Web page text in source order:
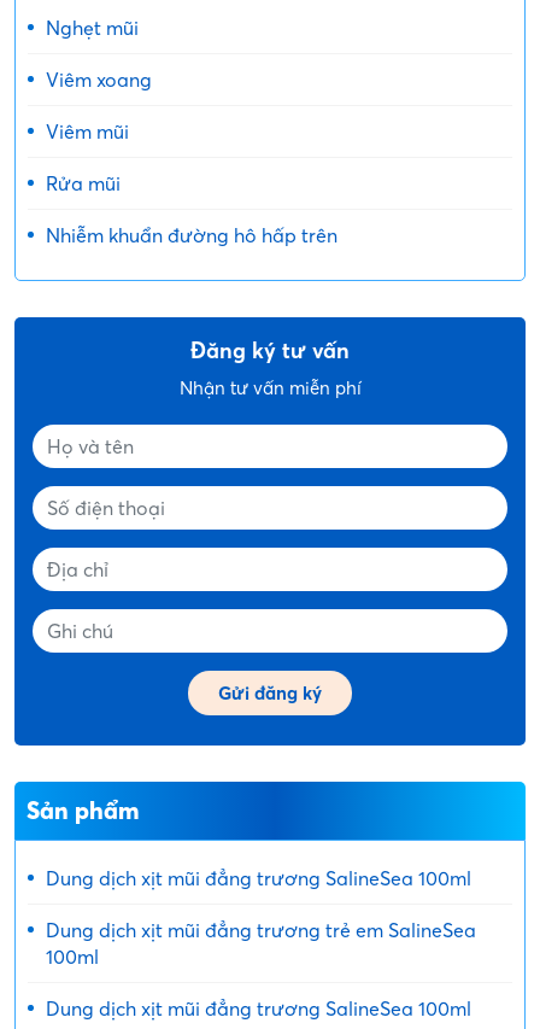
Nghẹt mũi
Viêm xoang
Viêm mũi
Rửa mũi
Nhiễm khuẩn đường hô hấp trên
Đăng ký tư vấn
Nhận tư vấn miễn phí
Sản phẩm
Dung dịch xịt mũi đẳng trương SalineSea 100ml
Dung dịch xịt mũi đẳng trương trẻ em SalineSea
100ml
Dung dịch xịt mũi đẳng trương SalineSea 100ml